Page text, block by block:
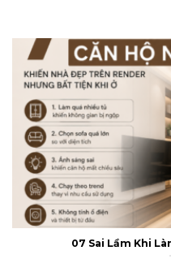
07 Sai Lầm Khi